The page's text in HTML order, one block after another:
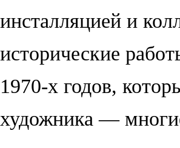
инсталляцией и
исторические
1970-х годов,
художника —